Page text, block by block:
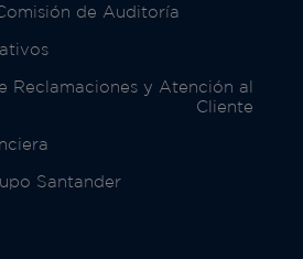
de Auditoría
Reclamaciones y Atención al
Cliente
Santander